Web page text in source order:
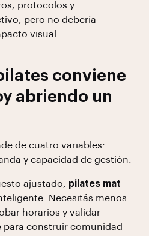
protocolos y
pero no debería
visual.
conviene
abriendo un
de cuatro variables:
y capacidad de gestión.
ajustado, pilates mat
Necesitás menos
horarios y validar
para construir comunidad